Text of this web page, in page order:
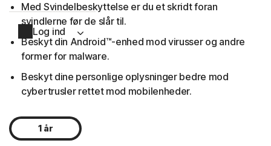
Log ind
Med Svindelbeskyttelse er du et skridt foran
svindlerne før de slår til.
Beskyt din Android™-enhed mod virusser og andre
former for malware.
Beskyt dine personlige oplysninger bedre mod
cybertrusler rettet mod mobilenheder.
1 år